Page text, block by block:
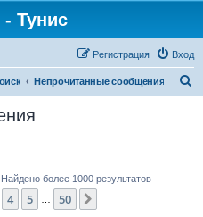
Тунис
Вход
Регистрация
Непрочитанные сообщения
более 1000 результатов
из 50
4 5 50